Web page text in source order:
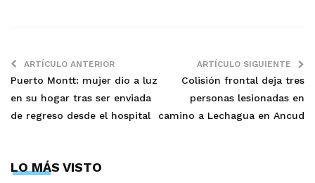
ARTÍCULO ANTERIOR
Puerto Montt: mujer dio a luz
en su hogar tras ser enviada
de regreso desde el hospital
ARTÍCULO SIGUIENTE
Colisión frontal deja tres
personas lesionadas en
camino a Lechagua en Ancud
LO MÁS VISTO